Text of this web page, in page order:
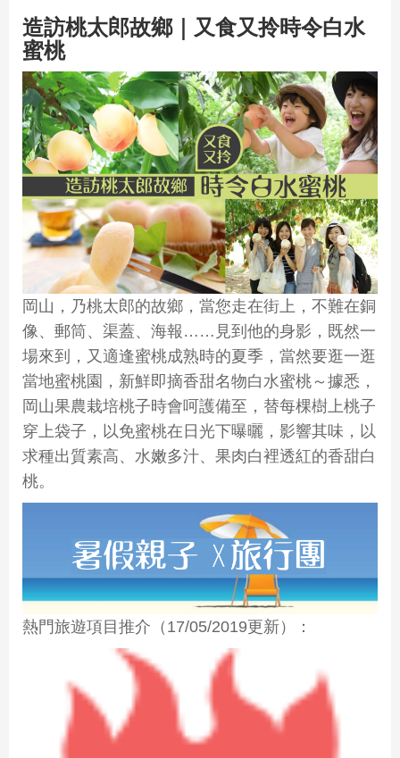
造訪桃太郎故鄉｜又食又拎時令白水
蜜桃
岡山，乃桃太郎的故鄉，當您走在街上，不難在銅
像、郵筒、渠蓋、海報……見到他的身影，既然一
場來到，又適逢蜜桃成熟時的夏季，當然要逛一逛
當地蜜桃園，新鮮即摘香甜名物白水蜜桃～據悉，
岡山果農栽培桃子時會呵護備至，替每棵樹上桃子
穿上袋子，以免蜜桃在日光下曝曬，影響其味，以
求種出質素高、水嫩多汁、果肉白裡透紅的香甜白
桃。
熱門旅遊項目推介（17/05/2019更新）：